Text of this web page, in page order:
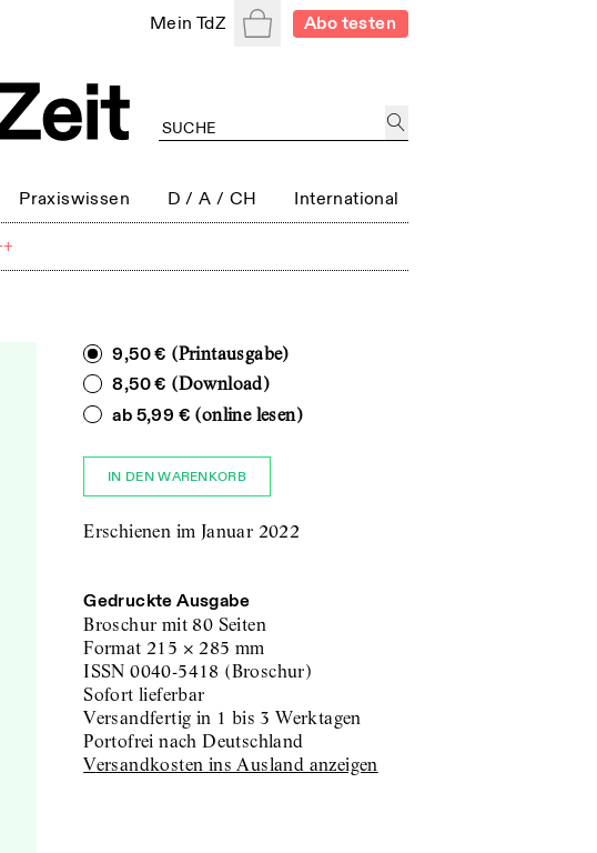
Mein TdZ WarenkorbAbo testen
Praxiswissen D / A / CH International
9,50 € (Printausgabe)
8,50 € (Download)
ab 5,99 € (online lesen)
IN DEN WARENKORB
Erschienen im Januar 2022
Gedruckte Ausgabe
Broschur mit 80 Seiten
Format 215 ×285 mm
ISSN 0040-5418 (Broschur)
sofort lieferbar
versandfertig in 1 bis 3 Werktagen
portofrei nach Deutschland
Versandkosten ins Ausland anzeigen